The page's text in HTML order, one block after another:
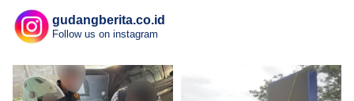
gudangberita.co.id
Follow us on instagram